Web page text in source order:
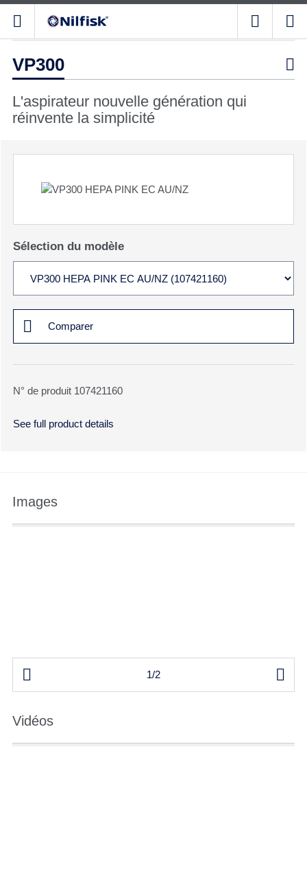
VP300 
L'aspirateur nouvelle génération qui
réinvente la simplicité
Sélection du modèle
Comparer
N° de produit 107421160
See full product details
Images
 1/2 
Vidéos